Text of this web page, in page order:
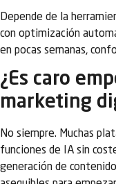
Depende de la
con optimización
en pocas semanas,
¿Es caro
marketing
No siempre. Muchas
funciones de IA sin
generación de